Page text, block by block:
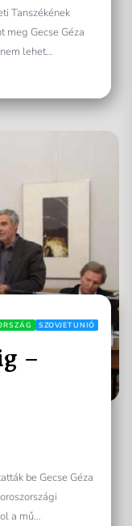
Tanszékének
meg Gecse Géza
lehet
SZOVJETUNIÓ
–
be Gecse Géza
a mű